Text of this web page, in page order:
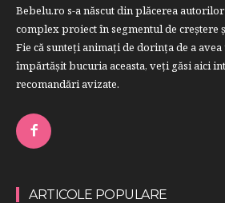
Bebelu.ro s-a născut din plăcerea
complex proiect în segmentul de
Fie că sunteţi animaţi de dorinţa de a
împărtăşit bucuria aceasta, veți găsi aici
recomandări avizate.
ARTICOLE POPULARE